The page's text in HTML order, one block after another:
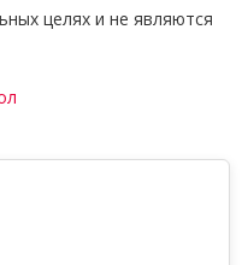
целях и не являются